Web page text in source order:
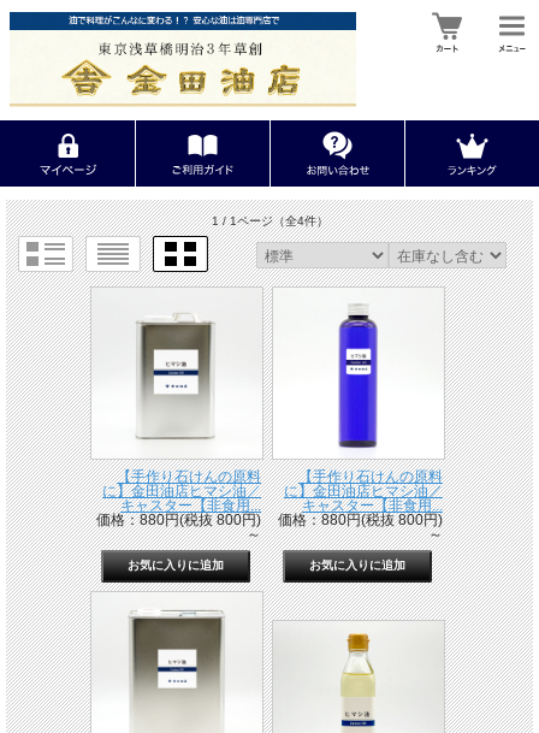
1 / 1ページ（全4件）
【手作り石けんの原料
に】金田油店ヒマシ油／
キャスター【非食用...
価格：880円(税抜 800円)
～
【手作り石けんの原料
に】金田油店ヒマシ油／
キャスター【非食用...
価格：880円(税抜 800円)
～